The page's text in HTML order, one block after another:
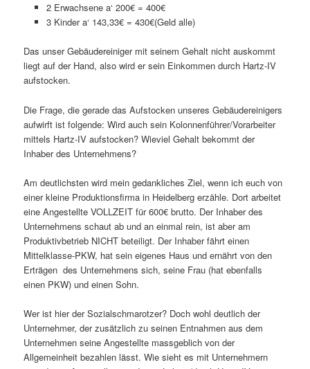
2 Erwachsene a‘ 200€ = 400€
3 Kinder a‘ 143,33€ = 430€(Geld alle)
Das unser Gebäudereiniger mit seinem Gehalt nicht auskommt
liegt auf der Hand, also wird er sein Einkommen durch Hartz-IV
aufstocken.
Die Frage, die gerade das Aufstocken unseres Gebäudereinigers
aufwirft ist folgende: Wird auch sein Kolonnenführer/Vorarbeiter
mittels Hartz-IV aufstocken? Wieviel Gehalt bekommt der
Inhaber des Unternehmens?
Am deutlichsten wird mein gedankliches Ziel, wenn ich euch von
einer kleine Produktionsfirma in Heidelberg erzähle. Dort arbeitet
eine Angestellte VOLLZEIT für 600€ brutto. Der Inhaber des
Unternehmens schaut ab und an einmal rein, ist aber am
Produktivbetrieb NICHT beteiligt. Der Inhaber fährt einen
Mittelklasse-PKW, hat sein eigenes Haus und ernährt von den
Erträgen des Unternehmens sich, seine Frau (hat ebenfalls
einen PKW) und einen Sohn.
Wer ist hier der Sozialschmarotzer? Doch wohl deutlich der
Unternehmer, der zusätzlich zu seinen Entnahmen aus dem
Unternehmen seine Angestellte massgeblich von der
Allgemeinheit bezahlen lässt. Wie sieht es mit Unternehmern